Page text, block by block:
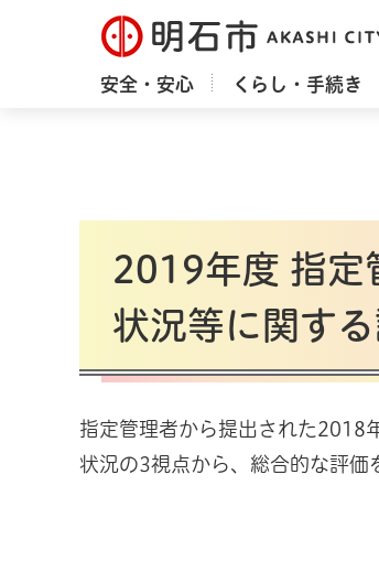
明石市
安全・安心 くらし・手続き
2019年度 指定
状況等に関する
指定管理者から提出された2018
状況の3視点から、総合的な評価